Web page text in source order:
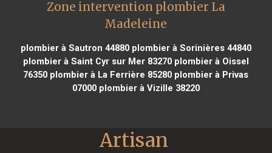
Zone intervention plombier La
Madeleine
plombier à Sautron 44880plombier à Sorinières 44840
plombier à Saint Cyr sur Mer 83270plombier à Oissel
76350 plombier à La Ferrière 85280 plombier à Privas
07000plombier à Vizille 38220
Artisan